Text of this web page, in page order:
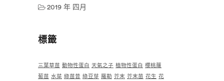
2019 年 四月
標籤
三葉草苗 動物性蛋白 天氣之子 植物性蛋白 櫻桃蘿
蔔苗 水菜 綠苗昔 綠豆芽 羅勒 芥末 芥末苗 花生 花